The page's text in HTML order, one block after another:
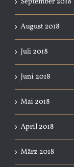
August 2018
Juli 2018
Juni 2018
Mai 2018
April 2018
März 2018